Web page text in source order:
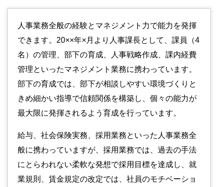
人事業務全般の経験とマネジメント力で能力を発揮
できます。20××年×月より人事課長として、課員（4
名）の管理、部下の育成、人事戦略作成、課内経費
管理といったマネジメント業務に携わっています。
部下の育成では、部下が相談しやすい環境づくりと
きめ細かい指導で信頼関係を構築し、個々の能力が
最大限に発揮されるよう育成を行っています。
給与、社会保険実務、採用業務といった人事業務全
般に携わっていますが、採用業務では、過去の手法
にとらわれない柔軟な発想で採用目標を達成し、就
業規則、賃金規定の改定では、社員のモチベーショ